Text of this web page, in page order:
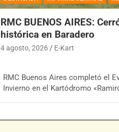
RMC BUENOS AIRES:
histórica en Baradero
4 agosto, 2026 E-Kart
RMC Buenos Aires completó el
Invierno en el Kartódromo